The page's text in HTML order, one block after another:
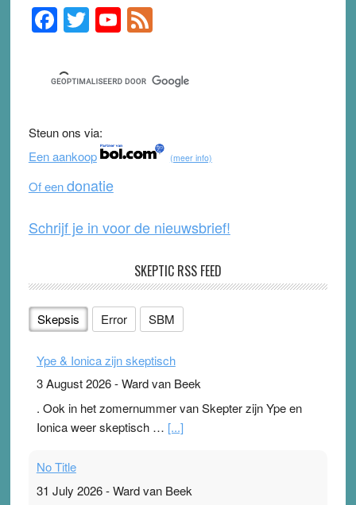
Meester
en
Jacobs
Primary
Sidebar
F
a
c
e
b
o
o
k
T
wi
tt
er
Y
o
u
T
b
e
F
e
d
Steun ons via:
Een aankoop
(meer info)
Of eendonatie
Schrijf je in voor de nieuwsbrief!
SKEPTIC RSS FEED
Skepsis Error SBM
Ype & Ionica zijn skeptisch
3 August 2026-Ward van Beek
. Ook in het zomernummer van Skepter zijn Ype en
Ionica weer skeptisch … [...]
No Title
31 July 2026-Ward van Beek